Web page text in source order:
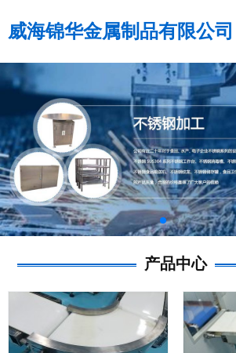
威海锦华金属制品有限公司
产品中心